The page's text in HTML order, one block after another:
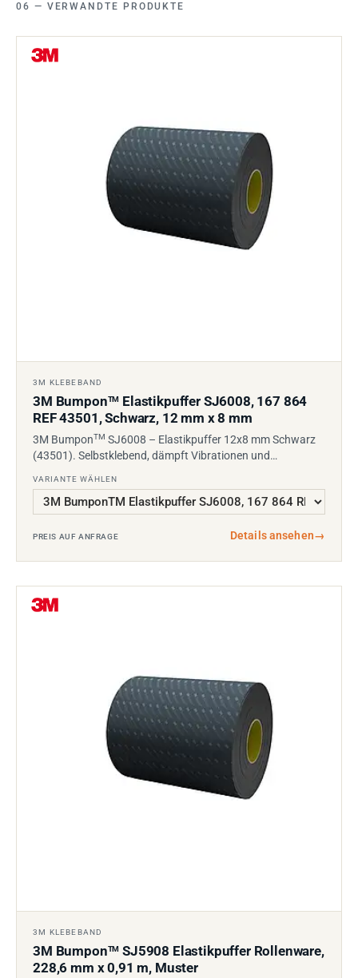
VERWANDTE PRODUKTE
3M KLEBEBAND
3M BumponTM Elastikpuffer SJ6008, 167 864
REF 43501, Schwarz, 12 mm x 8 mm
3M BumponTM SJ6008 – Elastikpuffer 12x8 mm Schwarz
(43501). Selbstklebend, dämpft Vibrationen und…
VARIANTE WÄHLEN
PREIS AUF ANFRAGE Details ansehen→
3M KLEBEBAND
3M BumponTM SJ5908 Elastikpuffer Rollenware,
228,6 mm x 0,91 m, Muster